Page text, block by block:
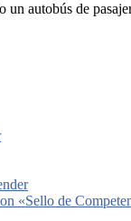
autobús de
«Sello de